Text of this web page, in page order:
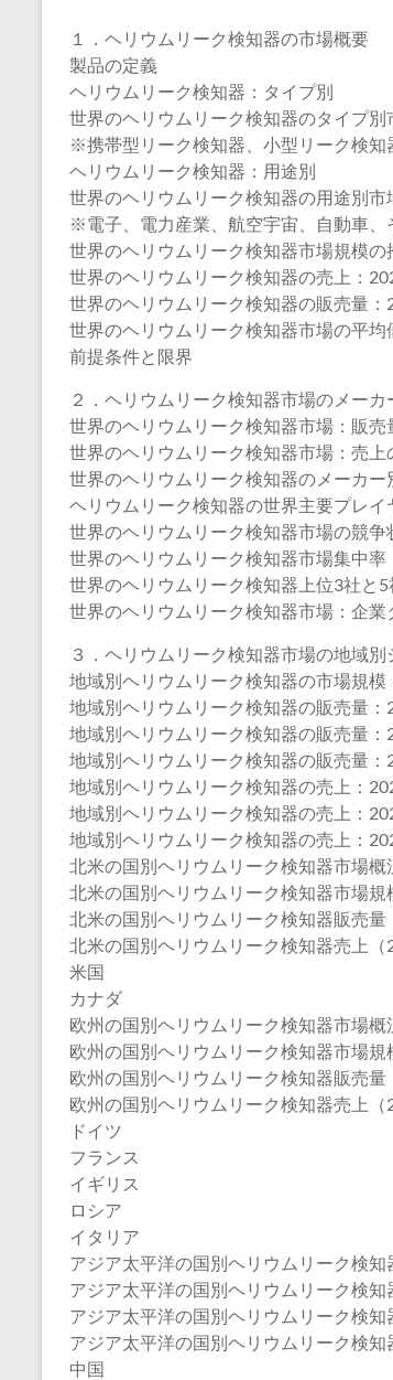
１．ヘリウムリーク検知器の市場概要
製品の定義
ヘリウムリーク検知器：タイプ別
世界のヘリウムリーク検知器のタイプ別
※携帯型リーク検知器、小型リーク検知
ヘリウムリーク検知器：用途別
世界のヘリウムリーク検知器の用途別市
※電子、電力産業、航空宇宙、自動車、
世界のヘリウムリーク検知器市場規模の
世界のヘリウムリーク検知器の売上：
世界のヘリウムリーク検知器の販売量：
世界のヘリウムリーク検知器市場の平均
前提条件と限界
２．ヘリウムリーク検知器市場のメーカ
世界のヘリウムリーク検知器市場：販売
世界のヘリウムリーク検知器市場：売上
世界のヘリウムリーク検知器のメーカー
ヘリウムリーク検知器の世界主要プレイ
世界のヘリウムリーク検知器市場の競争
世界のヘリウムリーク検知器市場集中率
世界のヘリウムリーク検知器上位3社と
世界のヘリウムリーク検知器市場：企業
３．ヘリウムリーク検知器市場の地域別
地域別ヘリウムリーク検知器の市場規
地域別ヘリウムリーク検知器の販売量：
地域別ヘリウムリーク検知器の販売量：
地域別ヘリウムリーク検知器の販売量：
地域別ヘリウムリーク検知器の売上：
地域別ヘリウムリーク検知器の売上：
地域別ヘリウムリーク検知器の売上：
北米の国別ヘリウムリーク検知器市場概
北米の国別ヘリウムリーク検知器市場
北米の国別ヘリウムリーク検知器販売量
北米の国別ヘリウムリーク検知器売上（
米国
カナダ
欧州の国別ヘリウムリーク検知器市場概
欧州の国別ヘリウムリーク検知器市場
欧州の国別ヘリウムリーク検知器販売量
欧州の国別ヘリウムリーク検知器売上（
ドイツ
フランス
イギリス
ロシア
イタリア
アジア太平洋の国別ヘリウムリーク検知
アジア太平洋の国別ヘリウムリーク検
アジア太平洋の国別ヘリウムリーク検知
アジア太平洋の国別ヘリウムリーク検知
中国